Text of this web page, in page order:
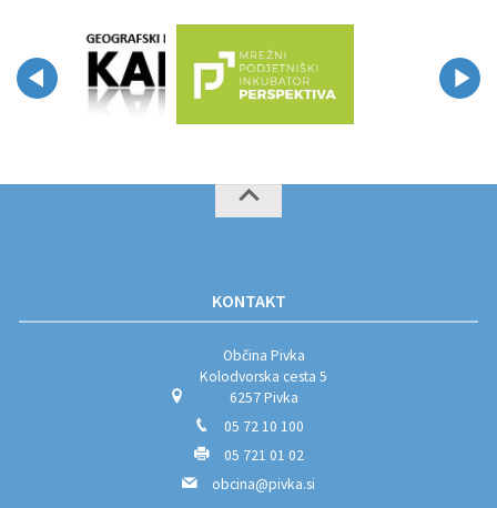
KONTAKT
Občina Pivka
Kolodvorska cesta 5
6257 Pivka
05 72 10 100
05 721 01 02
obcina@pivka.si